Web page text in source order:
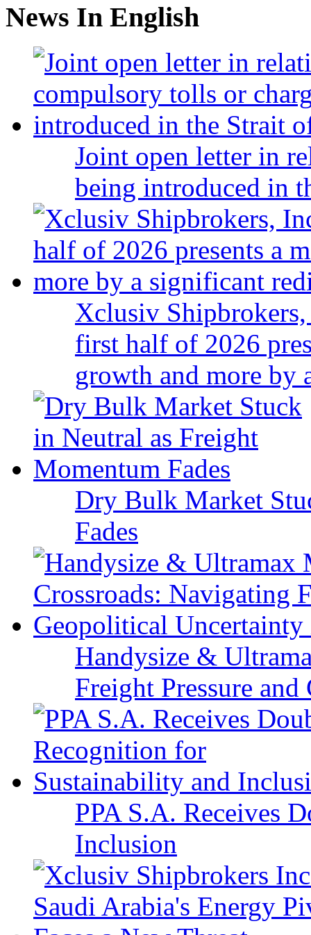
News In English
Joint open letter in
being introduced in
Xclusiv
first half of 2026
growth and more
Dry Bulk Market
Fades
Handysize &
Freight Pressure
PPA S.A. Receives
Inclusion